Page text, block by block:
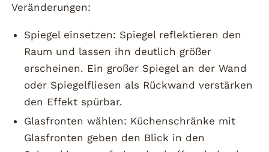
Veränderungen:
Spiegel einsetzen: Spiegel reflektieren den
Raum und lassen ihn deutlich größer
erscheinen. Ein großer Spiegel an der Wand
oder Spiegelfliesen als Rückwand verstärken
den Effekt spürbar.
Glasfronten wählen: Küchenschränke mit
Glasfronten geben den Blick in den